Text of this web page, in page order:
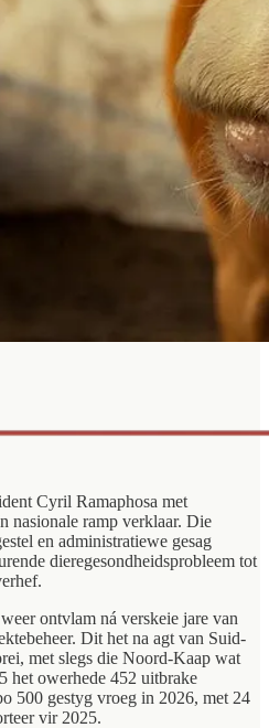
Cyril Ramaphosa met
nasionale ramp verklaar. Die
en administratiewe gesag
dieregesondheidsprobleem tot
ontvlam ná verskeie jare van
Dit het na agt van Suid-
met slegs die Noord-Kaap wat
het owerhede 452 uitbrake
500 gestyg vroeg in 2026, met 24
vir 2025.